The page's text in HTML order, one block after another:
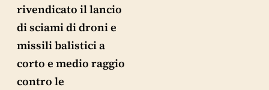
rivendicato il lancio
di sciami di droni e
missili balistici a
corto e medio raggio
contro le